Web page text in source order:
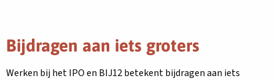
Bijdragen aan iets groters
Werken bij het IPO en BIJ12 betekent bijdragen aan iets